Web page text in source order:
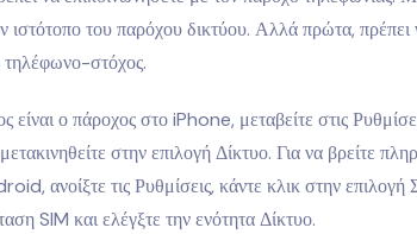
ιστότοπο του παρόχου δικτύου. Αλλά πρώτα,
τηλέφωνο-στόχος.
είναι ο πάροχος στο iPhone, μεταβείτε στις
στην επιλογή Δίκτυο. Για να βρείτε
ανοίξτε τις Ρυθμίσεις, κάντε κλικ στην επιλογή
SIM και ελέγξτε την ενότητα Δίκτυο.